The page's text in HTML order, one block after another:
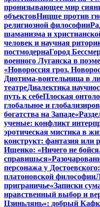
пронизывающее мир
объектовНицше против
религиозной философии
шаманизма и
человек и научная
постмодернаГород
военного Луганска в
«Новороссия гроз.
Диотима-воительница в
театреДиалектика
путь к себеПлоская
глобальное и
богатства на Западе
ученые: конфликт
эротическая мистика в
конструкт: фантазия или
Ищенко: «Ничего не
справишься»
персонажа у
платоновской философии
приграничье«Записки
нравственный выбор и
Цзиньлянь»: добрый